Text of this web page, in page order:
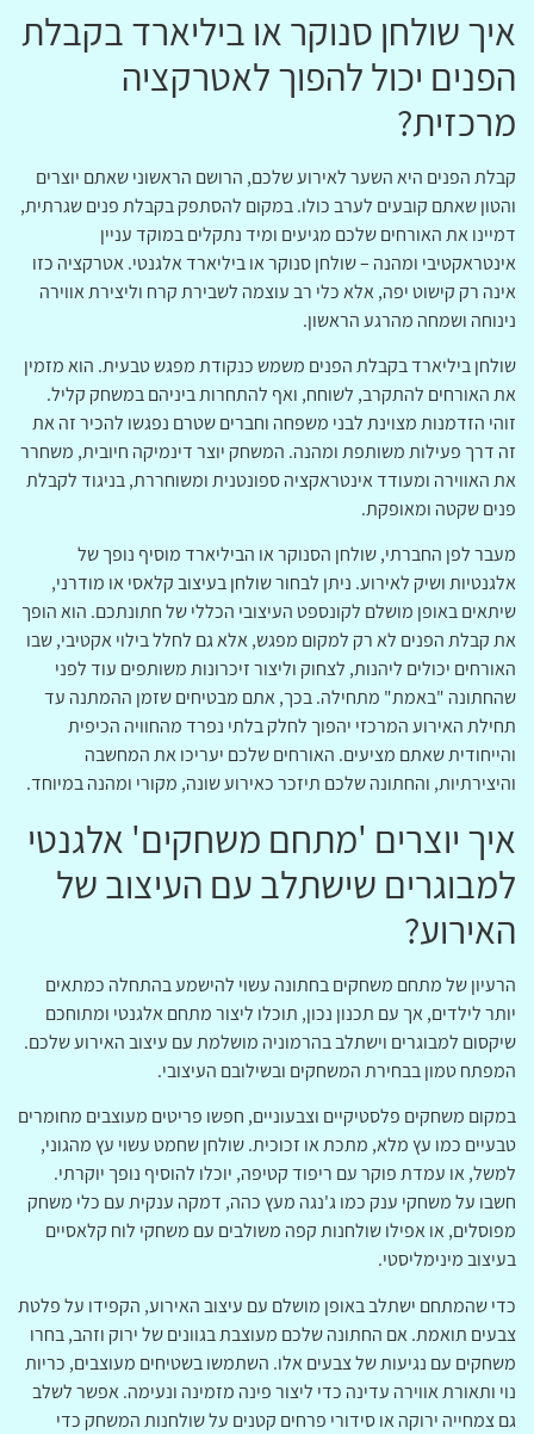
איך שולחן סנוקר או ביליארד בקבלת
הפנים יכול להפוך לאטרקציה
מרכזית?
קבלת הפנים היא השער לאירוע שלכם, הרושם הראשוני שאתם יוצרים
והטון שאתם קובעים לערב כולו. במקום להסתפק בקבלת פנים שגרתית,
דמיינו את האורחים שלכם מגיעים ומיד נתקלים במוקד עניין
אינטראקטיבי ומהנה – שולחן סנוקר או ביליארד אלגנטי. אטרקציה כזו
אינה רק קישוט יפה, אלא כלי רב עוצמה לשבירת קרח וליצירת אווירה
נינוחה ושמחה מהרגע הראשון.
שולחן ביליארד בקבלת הפנים משמש כנקודת מפגש טבעית. הוא מזמין
את האורחים להתקרב, לשוחח, ואף להתחרות ביניהם במשחק קליל.
זוהי הזדמנות מצוינת לבני משפחה וחברים שטרם נפגשו להכיר זה את
זה דרך פעילות משותפת ומהנה. המשחק יוצר דינמיקה חיובית, משחרר
את האווירה ומעודד אינטראקציה ספונטנית ומשוחררת, בניגוד לקבלת
פנים שקטה ומאופקת.
מעבר לפן החברתי, שולחן הסנוקר או הביליארד מוסיף נופך של
אלגנטיות ושיק לאירוע. ניתן לבחור שולחן בעיצוב קלאסי או מודרני,
שיתאים באופן מושלם לקונספט העיצובי הכללי של חתונתכם. הוא הופך
את קבלת הפנים לא רק למקום מפגש, אלא גם לחלל בילוי אקטיבי, שבו
האורחים יכולים ליהנות, לצחוק וליצור זיכרונות משותפים עוד לפני
שהחתונה "באמת" מתחילה. בכך, אתם מבטיחים שזמן ההמתנה עד
תחילת האירוע המרכזי יהפוך לחלק בלתי נפרד מהחוויה הכיפית
והייחודית שאתם מציעים. האורחים שלכם יעריכו את המחשבה
והיצירתיות, והחתונה שלכם תיזכר כאירוע שונה, מקורי ומהנה במיוחד.
איך יוצרים 'מתחם משחקים' אלגנטי
למבוגרים שישתלב עם העיצוב של
האירוע?
הרעיון של מתחם משחקים בחתונה עשוי להישמע בהתחלה כמתאים
יותר לילדים, אך עם תכנון נכון, תוכלו ליצור מתחם אלגנטי ומתוחכם
שיקסום למבוגרים וישתלב בהרמוניה מושלמת עם עיצוב האירוע שלכם.
המפתח טמון בבחירת המשחקים ובשילובם העיצובי.
במקום משחקים פלסטיקיים וצבעוניים, חפשו פריטים מעוצבים מחומרים
טבעיים כמו עץ מלא, מתכת או זכוכית. שולחן שחמט עשוי עץ מהגוני,
למשל, או עמדת פוקר עם ריפוד קטיפה, יוכלו להוסיף נופך יוקרתי.
חשבו על משחקי ענק כמו ג'נגה מעץ כהה, דמקה ענקית עם כלי משחק
מפוסלים, או אפילו שולחנות קפה משולבים עם משחקי לוח קלאסיים
בעיצוב מינימליסטי.
כדי שהמתחם ישתלב באופן מושלם עם עיצוב האירוע, הקפידו על פלטת
צבעים תואמת. אם החתונה שלכם מעוצבת בגוונים של ירוק וזהב, בחרו
משחקים עם נגיעות של צבעים אלו. השתמשו בשטיחים מעוצבים, כריות
נוי ותאורת אווירה עדינה כדי ליצור פינה מזמינה ונעימה. אפשר לשלב
גם צמחייה ירוקה או סידורי פרחים קטנים על שולחנות המשחק כדי